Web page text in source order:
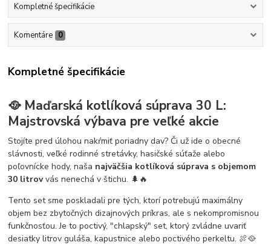
Kompletné špecifikácie
Komentáre 0
Kompletné špecifikácie
🥘 Maďarská kotlíková súprava 30 L:
Majstrovská výbava pre veľké akcie
Stojíte pred úlohou nakŕmiť poriadny dav? Či už ide o obecné
slávnosti, veľké rodinné stretávky, hasičské súťaže alebo
poľovnícke hody, naša najväčšia kotlíková súprava s objemom
30 litrovvás nenechá v štichu. 🌲🔥
Tento set sme poskladali pre tých, ktorí potrebujú maximálny
objem bez zbytočných dizajnových príkras, ale s nekompromisnou
funkčnosťou. Je to poctivý, "chlapský" set, ktorý zvládne uvariť
desiatky litrov guláša, kapustnice alebo poctivého perkeltu. 🍖🥘